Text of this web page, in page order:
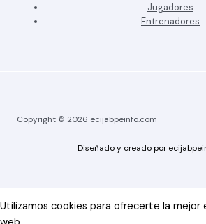
Jugadores
Entrenadores
Copyright © 2026 ecijabpeinfo.com
Diseñado y creado por
Utilizamos cookies para ofrecerte la mejor